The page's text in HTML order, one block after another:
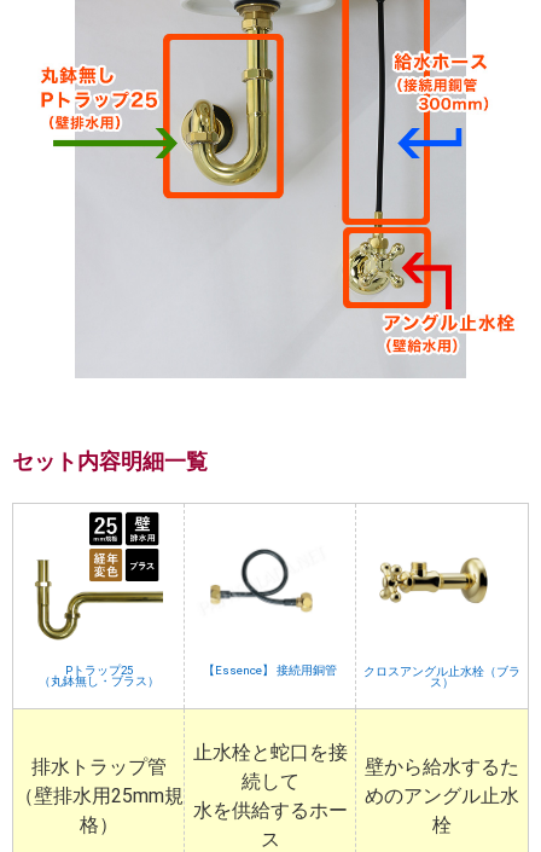
セット内容明細一覧
Pトラップ25
（丸鉢無し・ブラス）
【Essence】 接続用銅管
クロスアングル止水栓（ブラ
ス）
排水トラップ管
（壁排水用25mm規
格）
止水栓と蛇口を接
続して
水を供給するホー
ス
壁から給水するた
めのアングル止水
栓